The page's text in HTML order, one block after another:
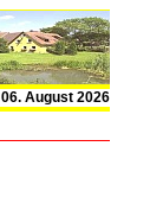
06. August 2026